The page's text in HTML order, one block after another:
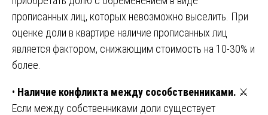
прописанных лиц, которых невозможно выселить. При
оценке доли в квартире наличие прописанных лиц
является фактором, снижающим стоимость на 10-30% и
более.
• Наличие конфликта между сособственниками. ⚔️
Если между собственниками доли существует